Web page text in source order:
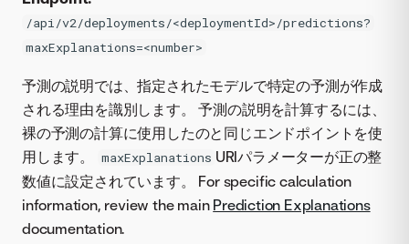
/api/v2/deployments/<deploymentId>/predictions?
maxExplanations=<number>
予測の説明では、指定されたモデルで特定の予測が作成
される理由を識別します。 予測の説明を計算するには、
裸の予測の計算に使用したのと同じエンドポイントを使
用します。
maxExplanations URIパラメーターが正の整
数値に設定されています。 For specific calculation
information, review the main Prediction Explanations
documentation.